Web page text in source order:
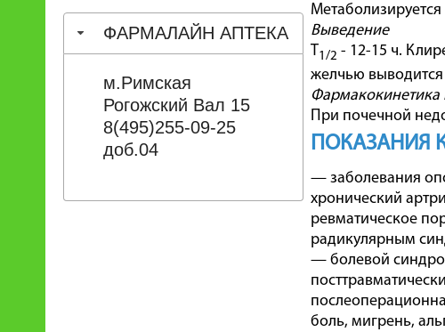
ФАРМАЛАЙН АПТЕКА
м.Римская
Рогожский Вал 15
8(495)255-09-25
доб.04
Выведение
Т 1/2 - 12-15 ч.
желчью
Фармакокинетика
При почечной
ПОКАЗАНИЯ
— заболевания
хронический
ревматическое
радикулярным
— болевой
боль, мигрень,